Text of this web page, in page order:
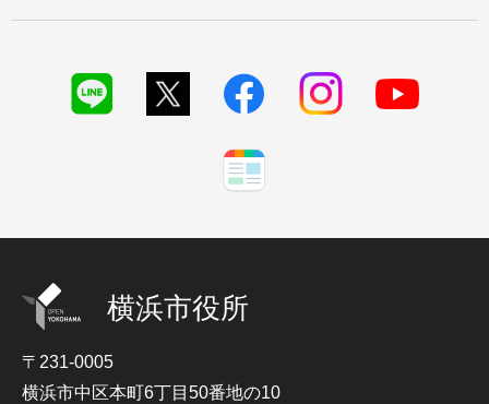
横浜市役所
〒231-0005
横浜市中区本町6丁目50番地の10